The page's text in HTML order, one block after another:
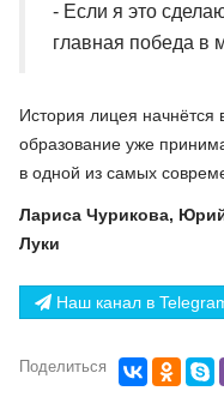
- Если я это
главная победа в
История лицея начнётся
образование уже
в одной из самых
Лариса Чурикова,
Луки
Наш канал в
Поделиться